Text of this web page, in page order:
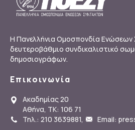
Η Πανελλήνια Ομοσπονδία Ενώσεων
δευτεροβάθμιο συνδικαλιστικό
δημοσιογράφων.
Επικοινωνία
Ακαδημίας 20
Αθήνα, ΤΚ: 106 71
Τηλ.: 210 3639881, Email: